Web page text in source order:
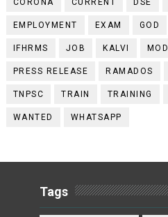
CORONA CURRENT DSE
EMPLOYMENT EXAM GOD
IFHRMS JOB KALVI MODI
PRESS RELEASE RAMADOS
TNPSC TRAIN TRAINING
WANTED WHATSAPP
Tags